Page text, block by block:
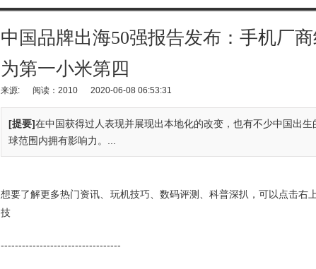
中国品牌出海50强报告发布：手机厂
为第一小米第四
来源: 阅读：2010 2020-06-08 06:53:31
[提要]在中国获得过人表现并展现出本地化的改变，也有不少中国出
球范围内拥有影响力。...
想要了解更多热门资讯、玩机技巧、数码评测、科普深扒，可以点击右
技
----------------------------------